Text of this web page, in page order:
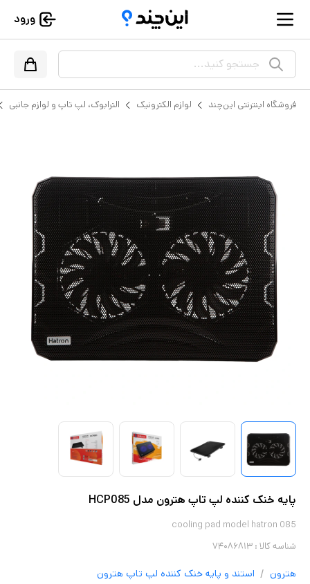
ورود
جستجو کنید...
فروشگاه اینترنتی این‌چند لوازم الکترونیک الترابوک، لپ تاپ و لوازم جانبی
پایه خنک کننده لپ تاپ هترون مدل HCP085
cooling pad model hatron 085
شناسه کالا : ۷۴۰۸۶۸۱۳
هترون / استند و پایه خنک‌ کننده لپ تاپ هترون